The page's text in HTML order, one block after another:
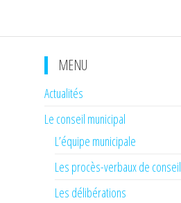
MENU
Actualités
Le conseil municipal
L’équipe municipale
Les procès-verbaux de conseil
Les délibérations